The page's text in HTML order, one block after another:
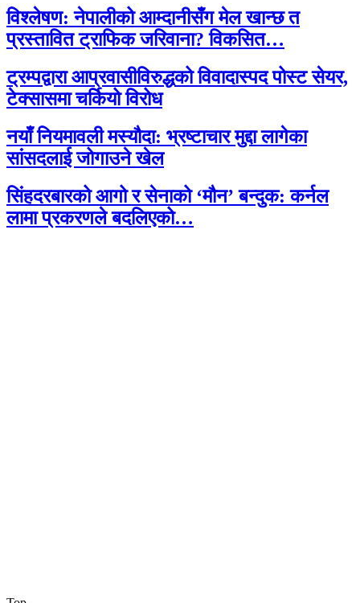
विश्लेषण: नेपालीको आम्दानीसँग मेल खान्छ त
प्रस्तावित ट्राफिक जरिवाना? विकसित…
ट्रम्पद्वारा आप्रवासीविरुद्धको विवादास्पद पोस्ट सेयर,
टेक्सासमा चर्कियो विरोध
नयाँ नियमावली मस्यौदा: भ्रष्टाचार मुद्दा लागेका
सांसदलाई जोगाउने खेल
सिंहदरबारको आगो र सेनाको ‘मौन’ बन्दुक: कर्नल
लामा प्रकरणले बदलिएको…